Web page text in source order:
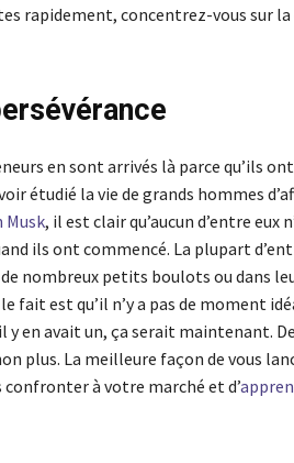
rapidement, concentrez-vous sur la
en sont arrivés là parce qu’ils
étudié la vie de grands hommes
Musk, il est clair qu’aucun d’entre eux
ils ont commencé. La plupart
nombreux petits boulots ou dans
fait est qu’il n’y a pas de moment
y en avait un, ça serait maintenant.
plus. La meilleure façon de vous
à votre marché et d’